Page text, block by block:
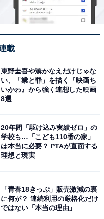
載
東野圭吾や湊かなえだけじゃな
い、「業と罪」を描く『映画ち
いかわ』から強く連想した映画
8選
20年間「駆け込み実績ゼロ」の
学校も…「こども110番の家」
は本当に必要？ PTAが直面する
理想と現実
「青春18きっぷ」販売激減の裏
に何が？ 連続利用の厳格化だけ
ではない「本当の理由」